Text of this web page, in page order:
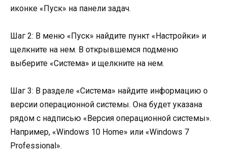
иконке «Пуск» на панели задач.
Шаг 2: В меню «Пуск» найдите пункт «Настройки» и
щелкните на нем. В открывшемся подменю
выберите «Система» и щелкните на нем.
Шаг 3: В разделе «Система» найдите информацию о
версии операционной системы. Она будет указана
рядом с надписью «Версия операционной системы».
Например, «Windows 10 Home» или «Windows 7
Professional».